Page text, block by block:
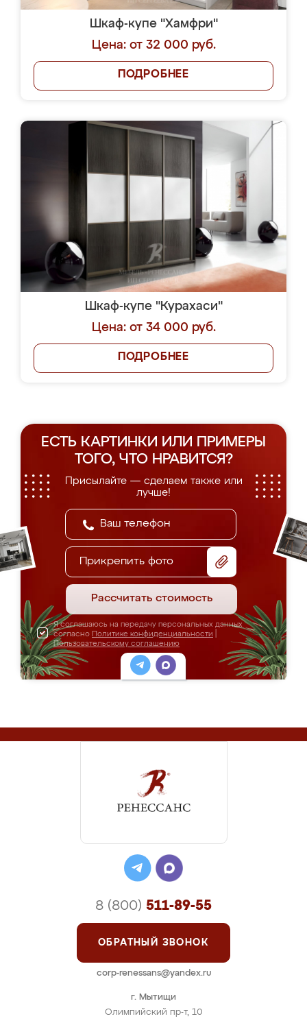
Шкаф-купе "Хамфри"
Цена: от 32 000 руб.
ПОДРОБНЕЕ
Шкаф-купе "Курахаси"
Цена: от 34 000 руб.
ПОДРОБНЕЕ
ЕСТЬ КАРТИНКИ ИЛИ ПРИМЕРЫ
ТОГО, ЧТО НРАВИТСЯ?
Присылайте — сделаем также или
лучше!
Прикрепить фото
Рассчитать стоимость
Я соглашаюсь на передачу персональных данных
согласно Политике конфиденциальности
Пользовательскому соглашению
г. Мытищи
Олимпийский пр-т, 10
8 (800) 511-89-55
ОБРАТНЫЙ ЗВОНОК
corp-renessans@yandex.ru